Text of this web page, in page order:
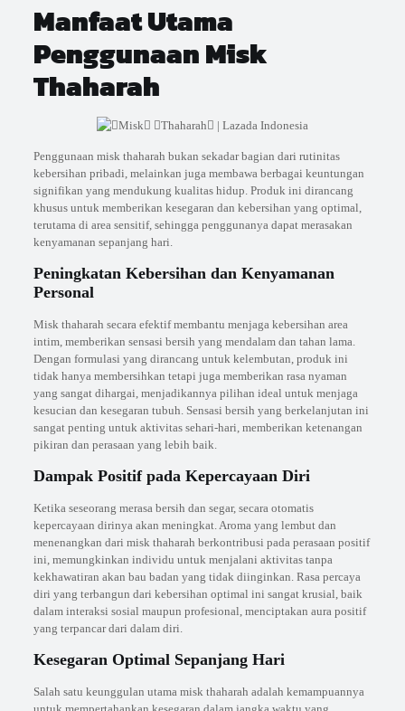
Manfaat Utama
Penggunaan Misk
Thaharah
Penggunaan misk thaharah bukan sekadar bagian dari rutinitas
kebersihan pribadi, melainkan juga membawa berbagai keuntungan
signifikan yang mendukung kualitas hidup. Produk ini dirancang
khusus untuk memberikan kesegaran dan kebersihan yang optimal,
terutama di area sensitif, sehingga penggunanya dapat merasakan
kenyamanan sepanjang hari.
Peningkatan Kebersihan dan Kenyamanan
Personal
Misk thaharah secara efektif membantu menjaga kebersihan area
intim, memberikan sensasi bersih yang mendalam dan tahan lama.
Dengan formulasi yang dirancang untuk kelembutan, produk ini
tidak hanya membersihkan tetapi juga memberikan rasa nyaman
yang sangat dihargai, menjadikannya pilihan ideal untuk menjaga
kesucian dan kesegaran tubuh. Sensasi bersih yang berkelanjutan ini
sangat penting untuk aktivitas sehari-hari, memberikan ketenangan
pikiran dan perasaan yang lebih baik.
Dampak Positif pada Kepercayaan Diri
Ketika seseorang merasa bersih dan segar, secara otomatis
kepercayaan dirinya akan meningkat. Aroma yang lembut dan
menenangkan dari misk thaharah berkontribusi pada perasaan positif
ini, memungkinkan individu untuk menjalani aktivitas tanpa
kekhawatiran akan bau badan yang tidak diinginkan. Rasa percaya
diri yang terbangun dari kebersihan optimal ini sangat krusial, baik
dalam interaksi sosial maupun profesional, menciptakan aura positif
yang terpancar dari dalam diri.
Kesegaran Optimal Sepanjang Hari
Salah satu keunggulan utama misk thaharah adalah kemampuannya